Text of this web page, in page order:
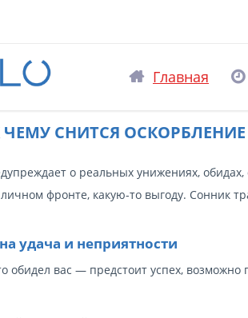
Главная
СНИТСЯ ОСКОРБЛЕНИЕ
о реальных унижениях, обидах,
фронте, какую-то выгоду. Сонник
удача и неприятности
обидел вас — предстоит успех,